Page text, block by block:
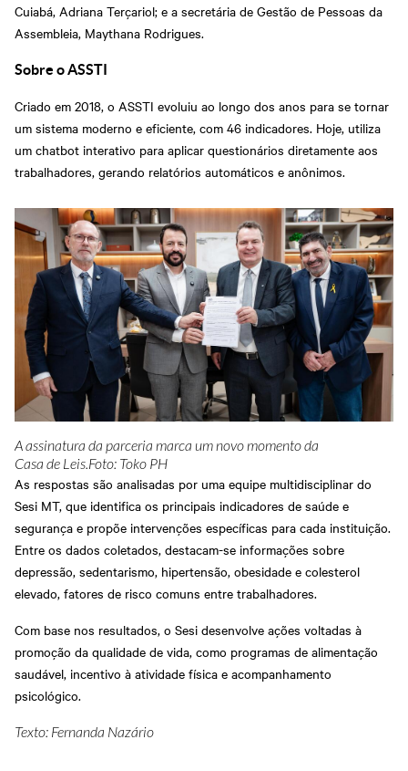
Cuiabá, Adriana Terçariol; e a secretária de Gestão de Pessoas da
Assembleia, Maythana Rodrigues.
Sobre o ASSTI
Criado em 2018, o ASSTI evoluiu ao longo dos anos para se tornar
um sistema moderno e eficiente, com 46 indicadores. Hoje, utiliza
um chatbot interativo para aplicar questionários diretamente aos
trabalhadores, gerando relatórios automáticos e anônimos.
A assinatura da parceria marca um novo momento da
Casa de Leis.Foto: Toko PH
As respostas são analisadas por uma equipe multidisciplinar do
Sesi MT, que identifica os principais indicadores de saúde e
segurança e propõe intervenções específicas para cada instituição.
Entre os dados coletados, destacam-se informações sobre
depressão, sedentarismo, hipertensão, obesidade e colesterol
elevado, fatores de risco comuns entre trabalhadores.
Com base nos resultados, o Sesi desenvolve ações voltadas à
promoção da qualidade de vida, como programas de alimentação
saudável, incentivo à atividade física e acompanhamento
psicológico.
Texto: Fernanda Nazário